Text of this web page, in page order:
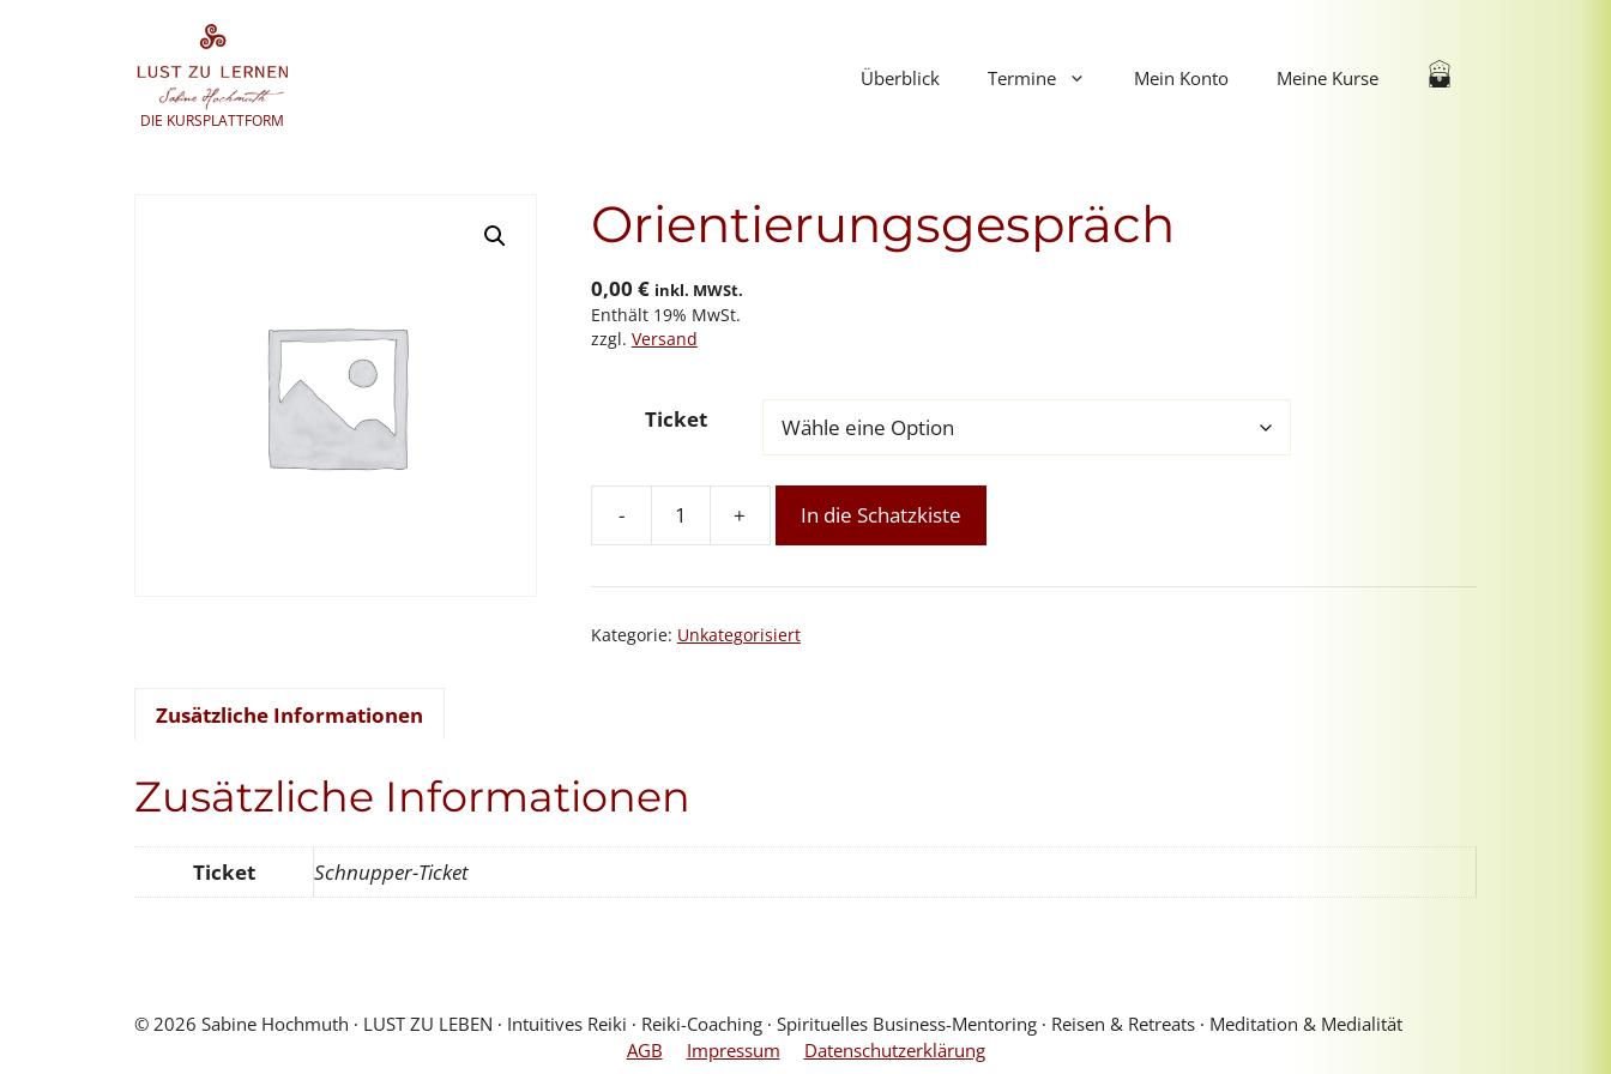
DIE KURSPLATTFORM
Überblick Termine Mein Konto Meine Kurse
Orientierungsgespräch
0,00 € inkl. MWSt.
Enthält 19% MwSt.
zzgl. Versand
Ticket
-
Orientierungsgespräch
+ In die Schatzkiste
Kategorie: Unkategorisiert
Zusätzliche Informationen
Zusätzliche Informationen
Ticket Schnupper-Ticket
AGB Impressum Datenschutzerklärung
© 2026 Sabine Hochmuth ∙ LUST ZU LEBEN ∙ Intuitives Reiki ∙ Reiki-Coaching ∙ Spirituelles Business-Mentoring ∙ Reisen & Retreats ∙ Meditation & Medialität